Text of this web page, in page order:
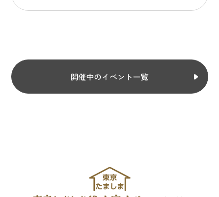
開催中のイベント一覧